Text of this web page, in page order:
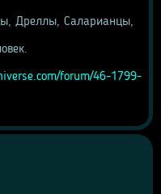
Дреллы, Саларианцы,
forum/46-1799-